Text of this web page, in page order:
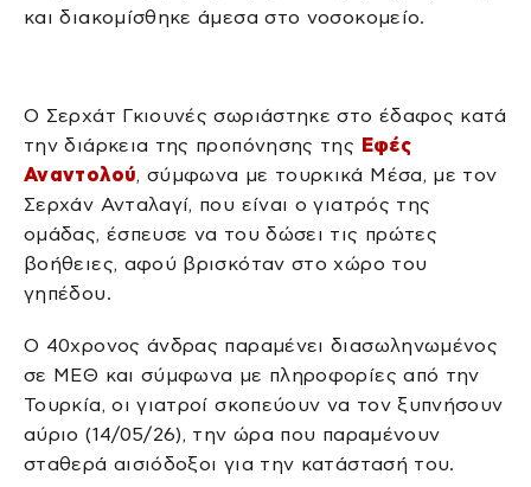
και διακομίσθηκε άμεσα στο νοσοκομείο.
Ο Σερχάτ Γκιουνές σωριάστηκε στο έδαφος κατά
την διάρκεια της προπόνησης της Εφές
Αναντολού, σύμφωνα με τουρκικά Μέσα, με τον
Σερχάν Ανταλαγί, που είναι ο γιατρός της
ομάδας, έσπευσε να του δώσει τις πρώτες
βοήθειες, αφού βρισκόταν στο χώρο του
γηπέδου.
Ο 40χρονος άνδρας παραμένει διασωληνωμένος
σε ΜΕΘ και σύμφωνα με πληροφορίες από την
Τουρκία, οι γιατροί σκοπεύουν να τον ξυπνήσουν
αύριο (14/05/26), την ώρα που παραμένουν
σταθερά αισιόδοξοι για την κατάστασή του.